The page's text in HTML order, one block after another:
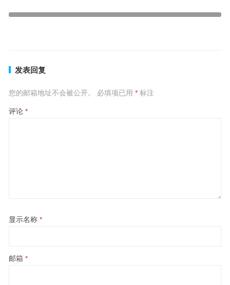
奋不顾生指什么生肖，标准成语答案解析
发表回复
您的邮箱地址不会被公开。 必填项已用 *标注
评论 *
显示名称 *
邮箱 *